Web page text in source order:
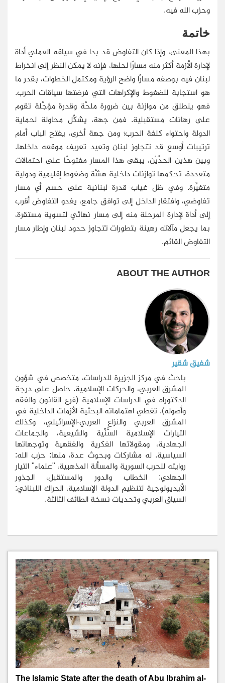
وحزب الله فيه.
خاتمة
بهذا المعنى، وإذا كان التفاوض قد بدا في سياقه العملي أداة
لإدارة الأزمة أكثر منه مسارًا لحلها، فإنه لا يمكن النظر إلى انخراط
لبنان فيه بوصفه مسارًا واضح الرؤية ومكتمل الخطوات، بقدر ما
هو استجابة للضغوط والإكراهات التي فرضتها سياقات الحرب.
فهو ينطلق من موازنة بين ضرورة ملحَّة وقدرة مؤجَّلة تقوم
على رهانات مستقبلية. فمن جهة، يشكِّل محاولة لحماية
الدولة واحتواء كلفة الحرب؛ ومن جهة أخرى، يفتح الباب أمام
ترتيبات أوسع قد تتجاوز لبنان وتعيد تعريف موقعه داخلها.
وبين هذين الحدَّيْن، يبقى هذا المسار مفتوحًا على احتمالات
متعددة، تحكمها توازنات داخلية هشَّة وضغوط إقليمية ودولية
متغيِّرة. وفي ظل غياب قدرة لبنانية على حسم أي مسار
تفاوضي، وافتقار الداخل إلى توافق جامع، يغدو التفاوض أقرب
إلى أداة لإدارة المرحلة منه إلى مسار نهائي لتسوية مستقرة،
بما يجعل مآلاته رهينة بتطورات تتجاوز حدود لبنان وإطار مسار
التفاوض القائم.
ABOUT THE AUTHOR
شفيق شقير
باحث في مركز الجزيرة للدراسات، متخصص في شؤون
المشرق العربي، والحركات الإسلامية. حاصل على درجة
الدكتوراه في الدراسات الإسلامية (فرع القانون والفقه
وأصوله). تغطي اهتماماته البحثية الأزمات الداخلية في
المشرق العربي والنزاع العربي-الإسرائيلي، وكذلك
التيارات الإسلامية السُّنِّية والشيعية، والجماعات
الجهادية، ومقولاتها الفكرية والفقهية وتوجهاتها
السياسية. له مشاركات وبحوث عدة، منها: حزب الله:
روايته للحرب السورية والمسألة المذهبية، "علماء" التيار
الجهادي: الخطاب والدور والمستقبل، الجذور
الأيديولوجية لتنظيم الدولة الإسلامية، الحراك اللبناني:
السياق العربي وتحديات نسخة الطائف الثالثة.
The Islamic State after the death of Abu Ibrahim al-